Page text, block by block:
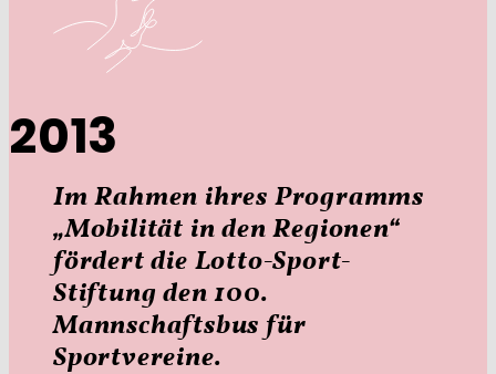
2013
Im Rahmen ihres Programms
„Mobilität in den Regionen“
fördert die Lotto-Sport-
Stiftung den 100.
Mannschaftsbus für
Sportvereine.